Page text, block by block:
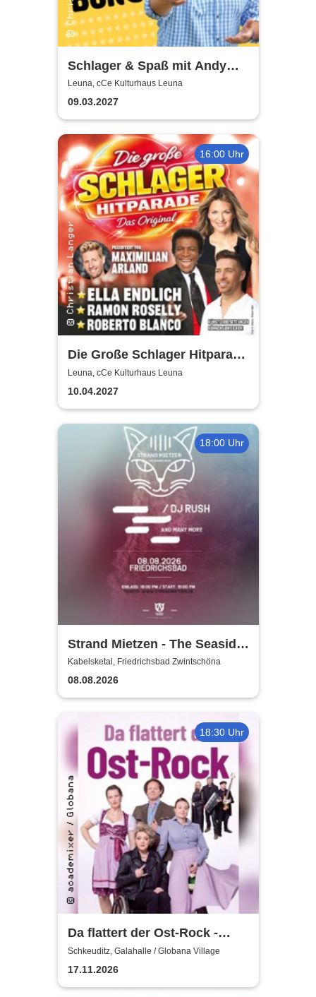
Schlager & Spaß mit Andy
Borg und Gästen
Leuna, cCe Kulturhaus Leuna
09.03.2027
16:00 Uhr
Die Große Schlager Hitparade
- Das Original - 2027
Leuna, cCe Kulturhaus Leuna
10.04.2027
18:00 Uhr
Strand Mietzen - The Seaside
Rave
Kabelsketal, Friedrichsbad Zwintschöna
08.08.2026
18:30 Uhr
Da flattert der Ost-Rock -
H.Blank, A. Geißler, R.
Köbernick
Schkeuditz, Galahalle / Globana Village
17.11.2026